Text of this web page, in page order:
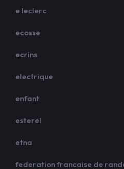
e leclerc
ecosse
ecrins
electrique
enfant
esterel
etna
federation francaise de